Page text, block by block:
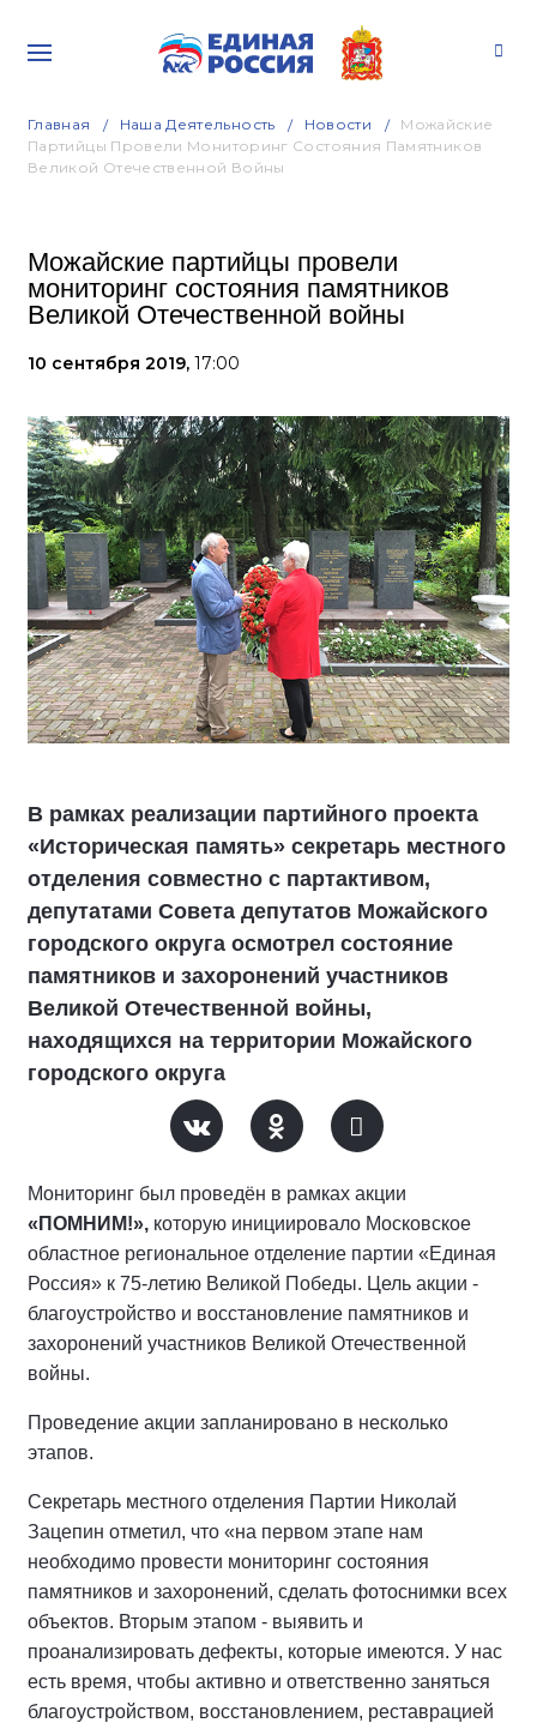
Главная Наша Деятельность Новости
Можайские
Партийцы Провели Мониторинг Состояния Памятников
Великой Отечественной Войны
Можайские партийцы провели
мониторинг состояния памятников
Великой Отечественной войны
10 сентября 2019, 17:00
В рамках реализации партийного проекта
«Историческая память» секретарь местного
отделения совместно с партактивом,
депутатами Совета депутатов Можайского
городского округа осмотрел состояние
памятников и захоронений участников
Великой Отечественной войны,
находящихся на территории Можайского
городского округа
Мониторинг был проведён в рамках акции
«ПОМНИМ!», которую инициировало Московское
областное региональное отделение партии «Единая
Россия» к 75-летию Великой Победы. Цель акции -
благоустройство и восстановление памятников и
захоронений участников Великой Отечественной
войны.
Проведение акции запланировано в несколько
этапов.
Секретарь местного отделения Партии Николай
Зацепин отметил, что «на первом этапе нам
необходимо провести мониторинг состояния
памятников и захоронений, сделать фотоснимки всех
объектов. Вторым этапом - выявить и
проанализировать дефекты, которые имеются. У нас
есть время, чтобы активно и ответственно заняться
благоустройством, восстановлением, реставрацией